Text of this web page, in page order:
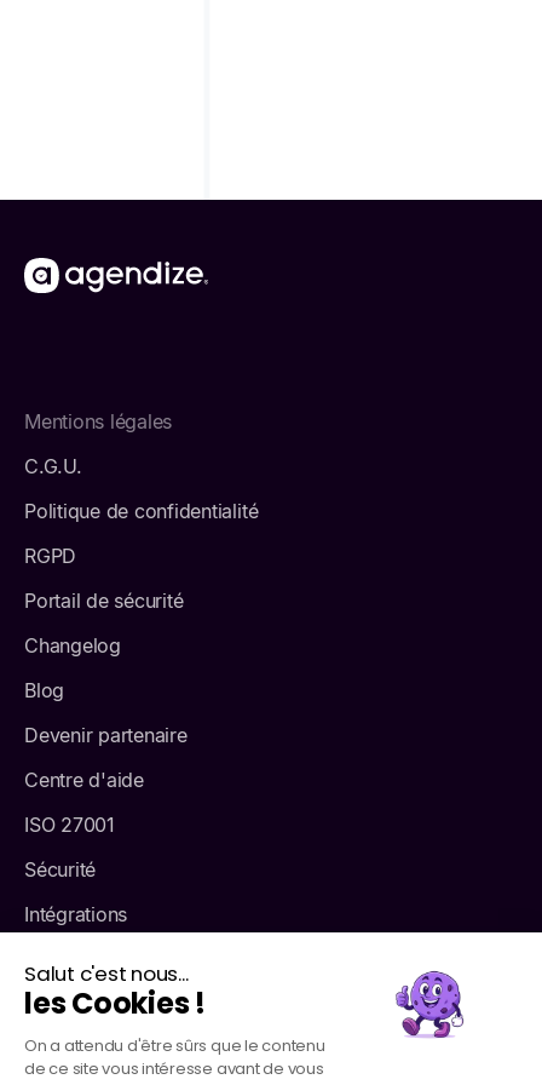
Salut c'est nous...
les Cookies !
On a attendu d'être sûrs que le contenu
de ce site vous intéresse avant de vous
Mentions légales
C.G.U.
Politique de confidentialité
RGPD
Portail de sécurité
Changelog
Blog
Devenir partenaire
Centre d'aide
ISO 27001
Sécurité
Intégrations
À propos